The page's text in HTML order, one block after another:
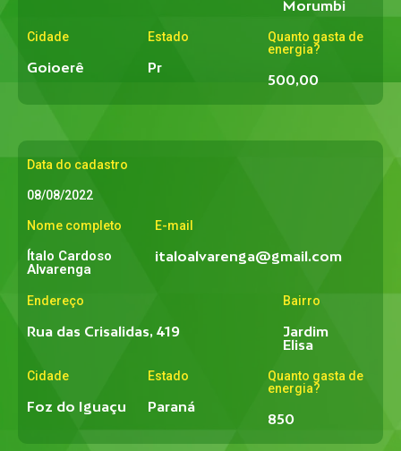
Morumbi
Cidade
Goioerê
Estado
Pr
Quanto gasta de
energia?
500,00
Data do cadastro
08/08/2022
Nome completo
Ítalo Cardoso
Alvarenga
E-mail
italoalvarenga@gmail.com
Endereço
Rua das Crisalidas, 419
Bairro
Jardim
Elisa
Cidade
Foz do Iguaçu
Estado
Paraná
Quanto gasta de
energia?
850